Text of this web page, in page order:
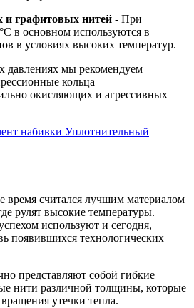
и графитовых нитей - При
в основном используются в
в условиях высоких температур.
давлениях мы рекомендуем
кольца
окисляющих и агрессивных
Уплотнительный
время считался лучшим материалом
рулят высокие температуры.
используют и сегодня,
появившихся технологических
представляют собой гибкие
нити различной толщины, которые
утечки тепла.